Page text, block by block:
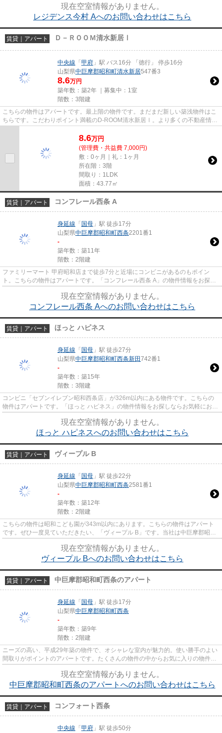
現在空室情報がありません。
レジデンス今村 Aへのお問い合わせはこちら
賃貸｜アパート Ｄ－ＲＯＯＭ清水新居Ⅰ
中央線 「 甲府 」駅 バス16分 「徳行」 停歩16分
山梨県中巨摩郡昭和町清水新居547番3
8.6万円
築年数：築2年 ｜募集中： 1室
階数：3階建
こちらの物件はアパートです。最上階の物件です。まだまだ新しい築浅物件はこ
ちらです。こだわりポイント満載のD-ROOM清水新居Ⅰ。より多くの不動産情報
8.6万円
(管理費・共益費 7,000円)
敷：0ヶ月｜礼：1ヶ月
所在階：3階
間取り：1LDK
面積：43.77㎡
賃貸｜アパート コンフレール西条 A
身延線 「 国母 」駅 徒歩17分
山梨県中巨摩郡昭和町西条2201番1
-
築年数：築11年
階数：2階建
ファミリーマート 甲府昭和店まで徒歩7分と近場にコンビニがあるのもポイン
ト。こちらの物件はアパートです。「コンフレール西条 A」の物件情報をお探し
現在空室情報がありません。
コンフレール西条 Aへのお問い合わせはこちら
賃貸｜アパート ほっと ハピネス
身延線 「 国母 」駅 徒歩27分
山梨県中巨摩郡昭和町西条新田742番1
-
築年数：築15年
階数：3階建
コンビニ「セブンイレブン昭和西条店」が326m以内にある物件です。こちらの
物件はアパートです。「ほっと ハピネス」の物件情報をお探しならお気軽にお問
現在空室情報がありません。
ほっと ハピネスへのお問い合わせはこちら
賃貸｜アパート ヴィープル B
身延線 「 国母 」駅 徒歩22分
山梨県中巨摩郡昭和町西条2581番1
-
築年数：築12年
階数：2階建
こちらの物件は昭和こども園が343m以内にあります。こちらの物件はアパート
です。ぜひ一度見ていただきたい、「ヴィープル B」です。当社は中巨摩郡昭和
現在空室情報がありません。
ヴィープル Bへのお問い合わせはこちら
賃貸｜アパート 中巨摩郡昭和町西条のアパート
身延線 「 国母 」駅 徒歩17分
山梨県中巨摩郡昭和町西条
-
築年数：築9年
階数：2階建
ニーズの高い、平成29年築の物件で、オシャレな室内が魅力的。使い勝手のよい
間取りがポイントのアパートです。たくさんの物件の中からお気に入りの物件を
現在空室情報がありません。
中巨摩郡昭和町西条のアパートへのお問い合わせはこちら
賃貸｜アパート コンフォート西条
中央線 「 甲府 」駅 徒歩50分